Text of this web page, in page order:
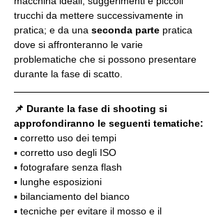
trucchi da mettere successivamente in
pratica; e da una seconda parte pratica
dove si affronteranno le varie
problematiche che si possono presentare
durante la fase di scatto.
📌 Durante la fase di shooting si
approfondiranno le seguenti tematiche:
▪️ corretto uso dei tempi
▪️ corretto uso degli ISO
▪️ fotografare senza flash
▪️ lunghe esposizioni
▪️ bilanciamento del bianco
▪️ tecniche per evitare il mosso e il